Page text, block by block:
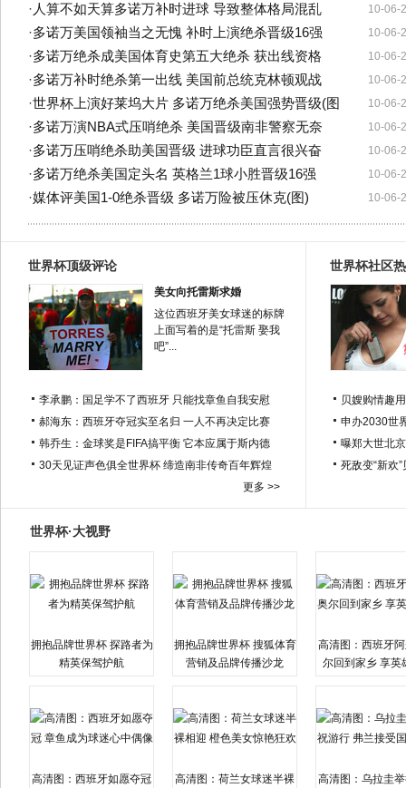
10-06-
· 人算不如天算多诺万补时进球 导致整体格局混乱
10-06-
·多诺万美国领袖当之无愧 补时上演绝杀晋级16强
10-06-
·多诺万绝杀成美国体育史第五大绝杀 获出线资格
10-06-
·多诺万补时绝杀第一出线 美国前总统克林顿观战
10-06-
·世界杯上演好莱坞大片 多诺万绝杀美国强势晋级(图
10-06-
·多诺万演NBA式压哨绝杀 美国晋级南非警察无奈
10-06-
·多诺万压哨绝杀助美国晋级 进球功臣直言很兴奋
10-06-
·多诺万绝杀美国定头名 英格兰1球小胜晋级16强
10-06-
·媒体评美国1-0绝杀晋级 多诺万险被压休克(图)
世界杯顶级评论
美女向托雷斯求婚
这位西班牙美女球迷的标牌
上面写着的是“托雷斯 娶我
吧”...
李承鹏：国足学不了西班牙 只能找章鱼自我安慰
郝海东：西班牙夺冠实至名归 一人不再决定比赛
韩乔生：金球奖是FIFA搞平衡 它本应属于斯内德
30天见证声色俱全世界杯 缔造南非传奇百年辉煌
更多 >>
世界杯社区
贝嫂购情趣
申办2030世
曝郑大世北
死敌变“新欢
世界杯·大视野
拥抱品牌世界杯 探路者为
精英保驾护航
拥抱品牌世界杯 搜狐体育
营销及品牌传播沙龙
高清图：西班牙
尔回到家乡 享英
高清图：西班牙如愿夺冠
高清图：荷兰女球迷半裸
高清图：乌拉圭